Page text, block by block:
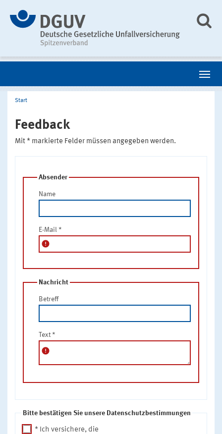
Start
Feedback
Mit * markierte Felder müssen angegeben werden.
Absender
Name
E-Mail *
error
Nachricht
Betreff
Text *
error
Bitte bestätigen Sie unsere Datenschutzbestimmungen
* Ich versichere, die